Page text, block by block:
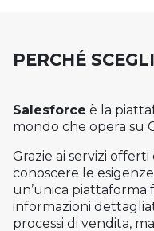
PERCHÉ
Salesforce è la
mondo che opera su
Grazie ai servizi
conoscere le
un’unica
informazioni
processi di vendita,